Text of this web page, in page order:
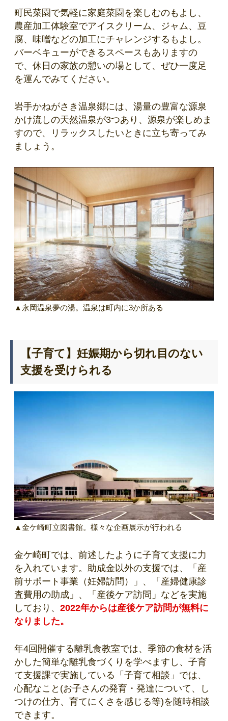
町民菜園で気軽に家庭菜園を楽しむのもよし、
農産加工体験室でアイスクリーム、ジャム、豆
腐、味噌などの加工にチャレンジするもよし。
バーベキューができるスペースもありますの
で、休日の家族の憩いの場として、ぜひ一度足
を運んでみてください。
岩手かねがさき温泉郷には、湯量の豊富な源泉
かけ流しの天然温泉が3つあり、源泉が楽しめま
すので、リラックスしたいときに立ち寄ってみ
ましょう。
▲永岡温泉夢の湯。温泉は町内に3か所ある
【子育て】妊娠期から切れ目のない
支援を受けられる
▲金ケ崎町立図書館。様々な企画展示が行われる
金ケ崎町では、前述したように子育て支援に力
を入れています。助成金以外の支援では、「産
前サポート事業（妊婦訪問）」、「産婦健康診
査費用の助成」、「産後ケア訪問」などを実施
しており、 2022年からは産後ケア訪問が無料に
なりました。
年4回開催する離乳食教室では、季節の食材を活
かした簡単な離乳食づくりを学べますし、子育
て支援課で実施している「子育て相談」では、
心配なこと(お子さんの発育・発達について、し
つけの仕方、育てにくさを感じる等)を随時相談
できます。